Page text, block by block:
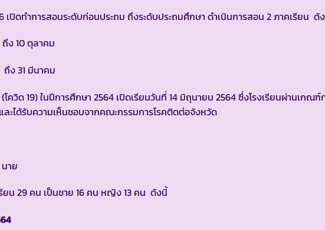
ดทำการสอนระดับก่อนประถม ถึงระดับประถมศึกษา ดำเนินการสอน 2 ภาคเรียน ดั
10 ตุลาคม
31 มีนาคม
ควิด 19) ในปีการศึกษา 2564 เปิดเรียนวันที่ 14 มิถุนายน 2564 ซึ่งโรงเรียนผ่านเกณฑ์
ะได้รับความเห็นชอบจากคณะกรรมการโรคติดต่อจังหวัด
าย
น 29 คน เป็นชาย 16 คน หญิง 13 คน ดังนี้